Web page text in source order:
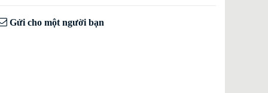
Gửi cho một người bạn